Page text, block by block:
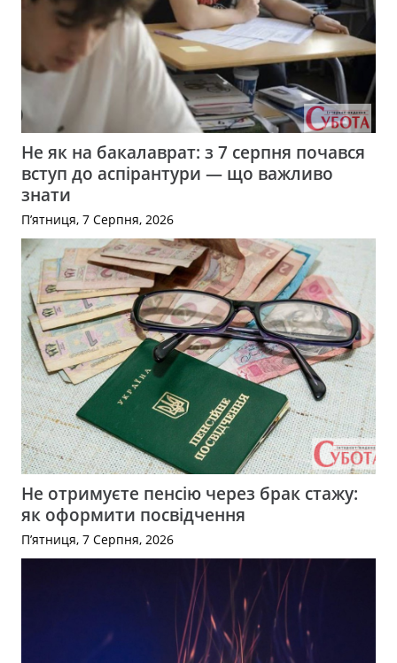
Не як на бакалаврат: з 7 серпня почався
вступ до аспірантури — що важливо
знати
П’ятниця, 7 Серпня, 2026
Не отримуєте пенсію через брак стажу:
як оформити посвідчення
П’ятниця, 7 Серпня, 2026